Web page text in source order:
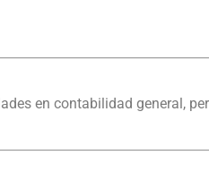
en contabilidad general,